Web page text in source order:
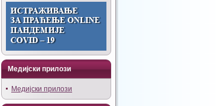
Медијски прилози
Медијски прилози